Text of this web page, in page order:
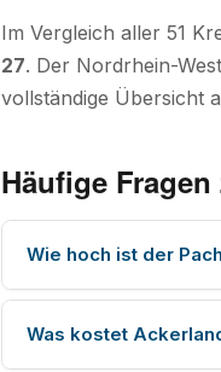
Im Vergleich aller 51
27. Der Nordrhein-
vollständige Übersicht
Häufige
Wie hoch ist der
Was kostet